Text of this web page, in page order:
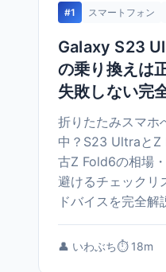
#1 スマートフォン
Galaxy S23
の乗り換えは
失敗しない完
折りたたみスマホ
中？S23 UltraとZ
古Z Fold6の相場
避けるチェックリ
ドバイスを完全解
👤 いわぶち⏱️ 18m